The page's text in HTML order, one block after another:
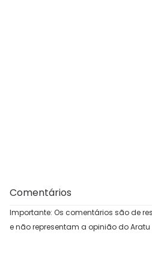
Comentários
Importante: Os comentários são de
e não representam a opinião do Aratu